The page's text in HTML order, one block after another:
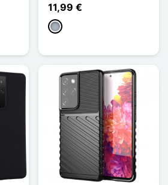
11,99 €
Cinzento